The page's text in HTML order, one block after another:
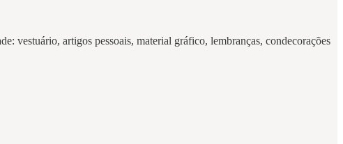
vestuário, artigos pessoais, material gráfico, lembranças, condecorações